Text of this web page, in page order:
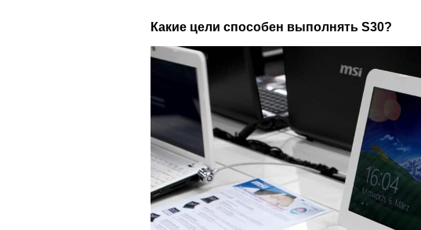
Какие цели способен выполнять S30?